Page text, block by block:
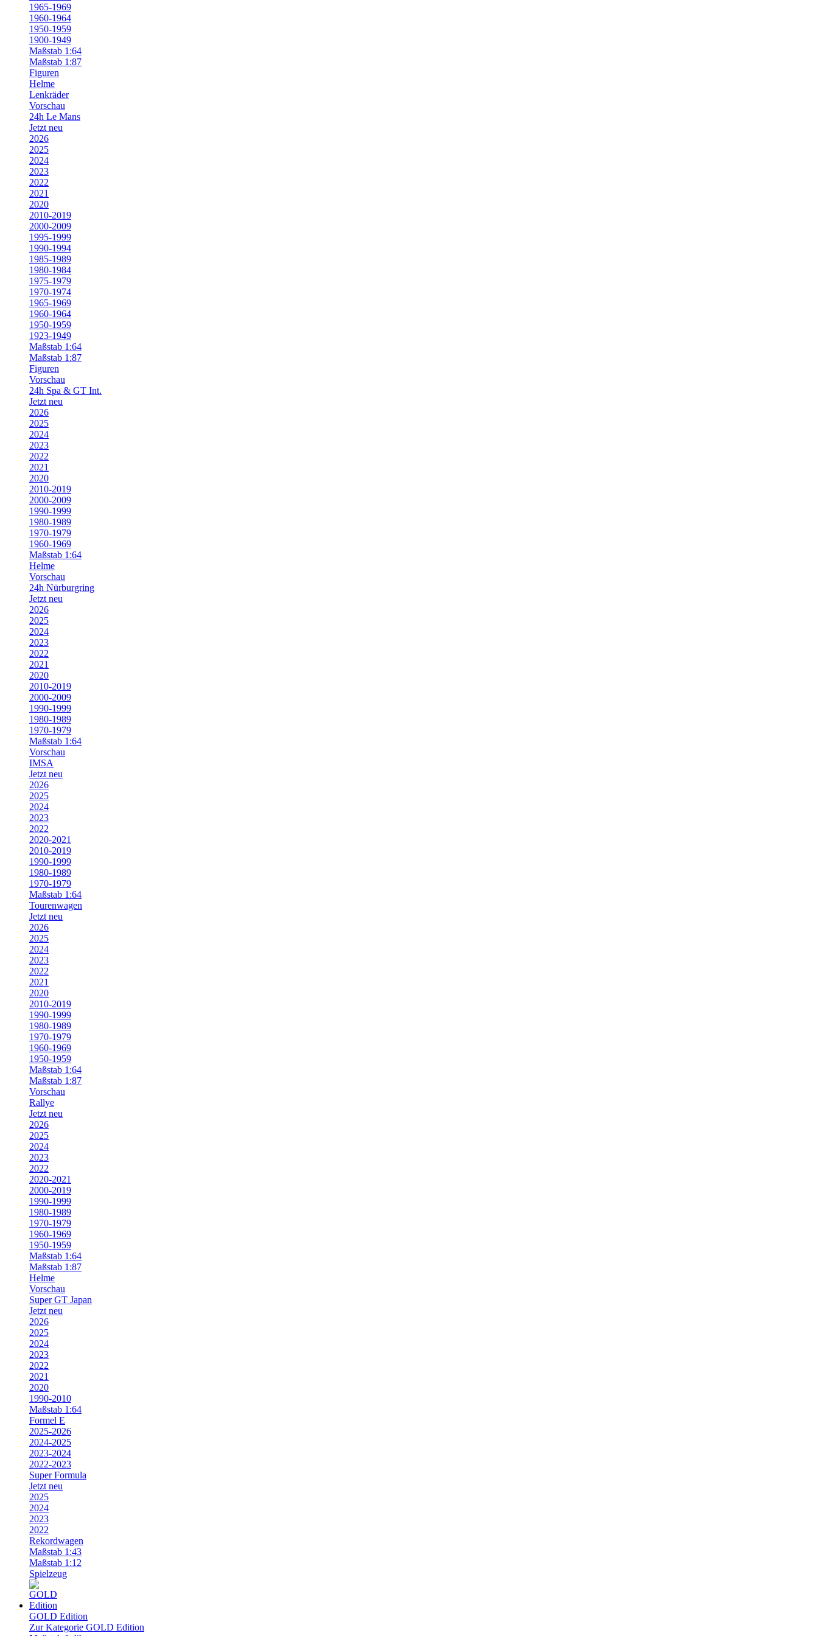
1965-1969
1960-1964
1950-1959
1900-1949
Maßstab 1:64
Maßstab 1:87
Figuren
Helme
Lenkräder
Vorschau
24h Le Mans
Jetzt neu
2026
2025
2024
2023
2022
2021
2020
2010-2019
2000-2009
1995-1999
1990-1994
1985-1989
1980-1984
1975-1979
1970-1974
1965-1969
1960-1964
1950-1959
1923-1949
Maßstab 1:64
Maßstab 1:87
Figuren
Vorschau
24h Spa & GT Int.
Jetzt neu
2026
2025
2024
2023
2022
2021
2020
2010-2019
2000-2009
1990-1999
1980-1989
1970-1979
1960-1969
Maßstab 1:64
Helme
Vorschau
24h Nürburgring
Jetzt neu
2026
2025
2024
2023
2022
2021
2020
2010-2019
2000-2009
1990-1999
1980-1989
1970-1979
Maßstab 1:64
Vorschau
IMSA
Jetzt neu
2026
2025
2024
2023
2022
2020-2021
2010-2019
1990-1999
1980-1989
1970-1979
Maßstab 1:64
Tourenwagen
Jetzt neu
2026
2025
2024
2023
2022
2021
2020
2010-2019
1990-1999
1980-1989
1970-1979
1960-1969
1950-1959
Maßstab 1:64
Maßstab 1:87
Vorschau
Rallye
Jetzt neu
2026
2025
2024
2023
2022
2020-2021
2000-2019
1990-1999
1980-1989
1970-1979
1960-1969
1950-1959
Maßstab 1:64
Maßstab 1:87
Helme
Vorschau
Super GT Japan
Jetzt neu
2026
2025
2024
2023
2022
2021
2020
1990-2010
Maßstab 1:64
Formel E
2025-2026
2024-2025
2023-2024
2022-2023
Super Formula
Jetzt neu
2025
2024
2023
2022
Rekordwagen
Maßstab 1:43
Maßstab 1:12
Spielzeug
GOLD Edition
Zur Kategorie GOLD Edition